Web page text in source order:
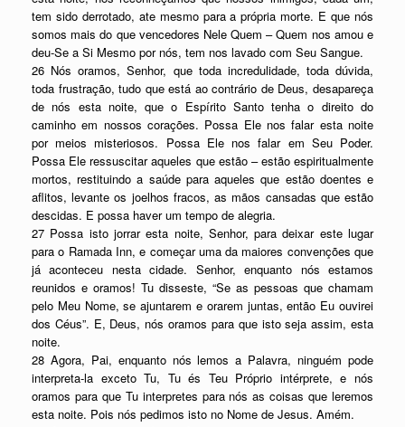
tem sido derrotado, ate mesmo para a própria morte. E que nós
somos mais do que vencedores Nele Quem – Quem nos amou e
deu-Se a Si Mesmo por nós, tem nos lavado com Seu Sangue.
26 Nós oramos, Senhor, que toda incredulidade, toda dúvida,
toda frustração, tudo que está ao contrário de Deus, desapareça
de nós esta noite, que o Espírito Santo tenha o direito do
caminho em nossos corações. Possa Ele nos falar esta noite
por meios misteriosos. Possa Ele nos falar em Seu Poder.
Possa Ele ressuscitar aqueles que estão – estão espiritualmente
mortos, restituindo a saúde para aqueles que estão doentes e
aflitos, levante os joelhos fracos, as mãos cansadas que estão
descidas. E possa haver um tempo de alegria.
27 Possa isto jorrar esta noite, Senhor, para deixar este lugar
para o Ramada Inn, e começar uma da maiores convenções que
já aconteceu nesta cidade. Senhor, enquanto nós estamos
reunidos e oramos! Tu disseste, “Se as pessoas que chamam
pelo Meu Nome, se ajuntarem e orarem juntas, então Eu ouvirei
dos Céus”. E, Deus, nós oramos para que isto seja assim, esta
noite.
28 Agora, Pai, enquanto nós lemos a Palavra, ninguém pode
interpreta-la exceto Tu, Tu és Teu Próprio intérprete, e nós
oramos para que Tu interpretes para nós as coisas que leremos
esta noite. Pois nós pedimos isto no Nome de Jesus. Amém.